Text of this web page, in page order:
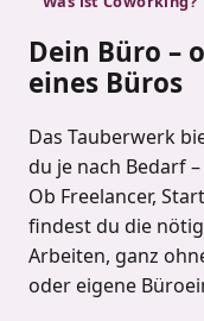
Dein Büro –
eines Büros
Das Tauberwerk
du je nach Bedarf
Ob Freelancer,
findest du die
Arbeiten, ganz
oder eigene